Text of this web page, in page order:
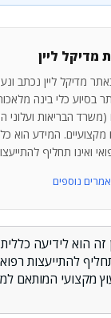
מדיקל ליין
מדיקל ליין נכתב
בסיוע כלי בינה
(משרד הבריאות ועלוני
מקצועיים. המידע הוא
ואינו תחליף
הוא לידיעה
להתייעצות
מקצועי המותאם